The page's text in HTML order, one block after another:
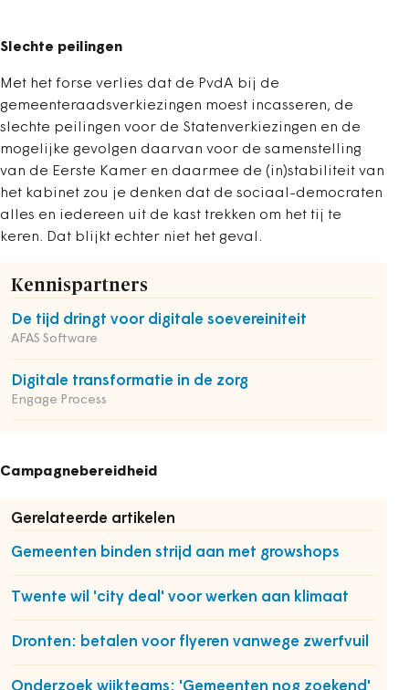
Slechte peilingen
Met het forse verlies dat de PvdA bij de
gemeenteraadsverkiezingen moest incasseren, de
slechte peilingen voor de Statenverkiezingen en de
mogelijke gevolgen daarvan voor de samenstelling
van de Eerste Kamer en daarmee de (in)stabiliteit van
het kabinet zou je denken dat de sociaal-democraten
alles en iedereen uit de kast trekken om het tij te
keren. Dat blijkt echter niet het geval.
Kennispartners
De tijd dringt voor digitale soevereiniteit
AFAS Software
Digitale transformatie in de zorg
Engage Process
Campagnebereidheid
Gerelateerde artikelen
Gemeenten binden strijd aan met growshops
Twente wil 'city deal' voor werken aan klimaat
Dronten: betalen voor flyeren vanwege zwerfvuil
Onderzoek wijkteams: 'Gemeenten nog zoekend'